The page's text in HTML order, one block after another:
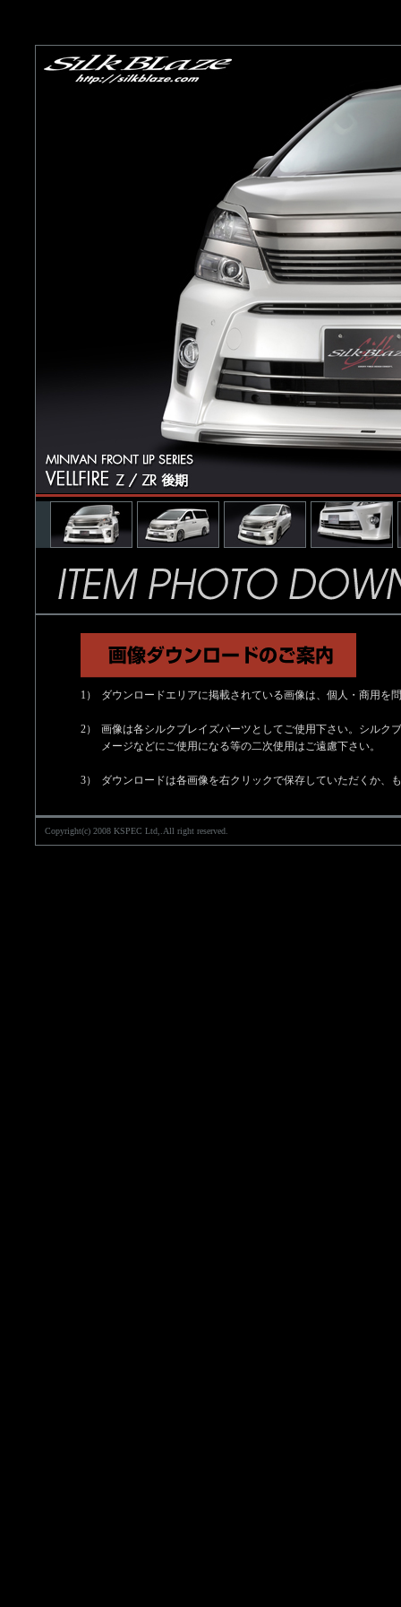
1） ダウンロードエリアに掲載されている画像は、個人・商用を
2）
画像は各シルクブレイズパーツとしてご使用下さい。シルク
メージなどにご使用になる等の二次使用はご遠慮下さい。
3） ダウンロードは各画像を右クリックで保存していただくか、
Copyright(c) 2008 KSPEC Ltd,.All right reserved.